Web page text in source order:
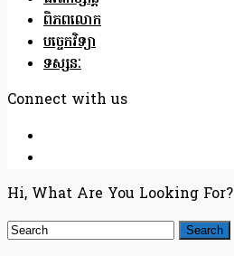
ពិភពលោក
បច្ចេកវិទ្យា
ទស្សនៈ
Connect with us
Hi, What Are You Looking For?